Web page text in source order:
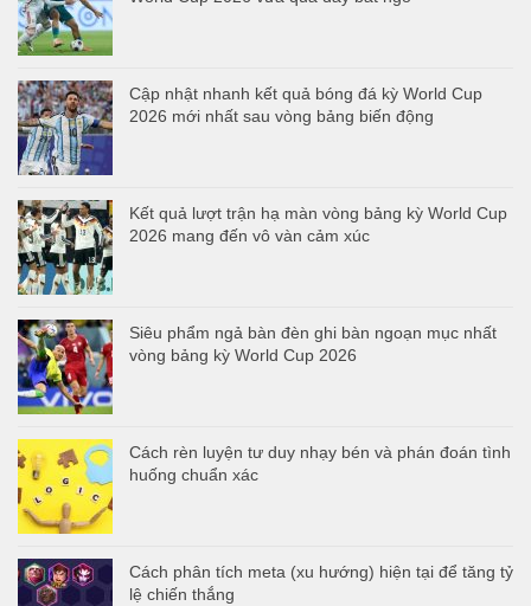
Cập nhật nhanh kết quả bóng đá kỳ World Cup
2026 mới nhất sau vòng bảng biến động
Kết quả lượt trận hạ màn vòng bảng kỳ World Cup
2026 mang đến vô vàn cảm xúc
Siêu phẩm ngả bàn đèn ghi bàn ngoạn mục nhất
vòng bảng kỳ World Cup 2026
Cách rèn luyện tư duy nhạy bén và phán đoán tình
huống chuẩn xác
Cách phân tích meta (xu hướng) hiện tại để tăng tỷ
lệ chiến thắng